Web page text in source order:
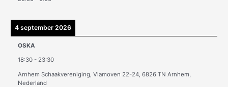
4 september 2026
OSKA
18:30 - 23:30
Arnhem Schaakvereniging, Vlamoven 22-24, 6826 TN Arnhem,
Nederland